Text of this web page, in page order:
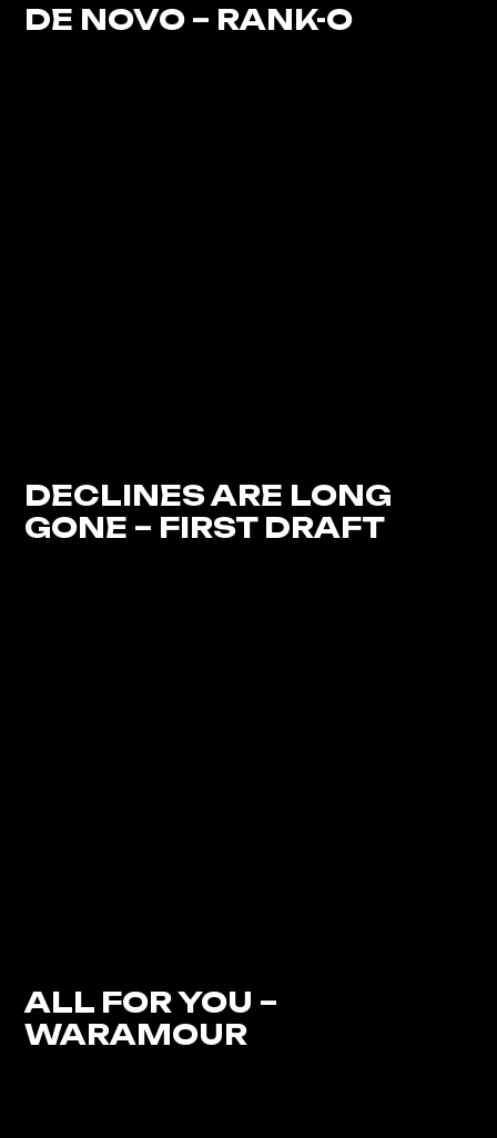
DE NOVO – RANK-O
DECLINES ARE LONG
GONE – FIRST DRAFT
ALL FOR YOU –
WARAMOUR